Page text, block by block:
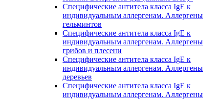
Специфические антитела класса IgE к
индивидуальным аллергенам. Аллергены
гельминтов
Специфические антитела класса IgE к
индивидуальным аллергенам. Аллергены
грибов и плесени
Специфические антитела класса IgE к
индивидуальным аллергенам. Аллергены
деревьев
Специфические антитела класса IgE к
индивидуальным аллергенам. Аллергены